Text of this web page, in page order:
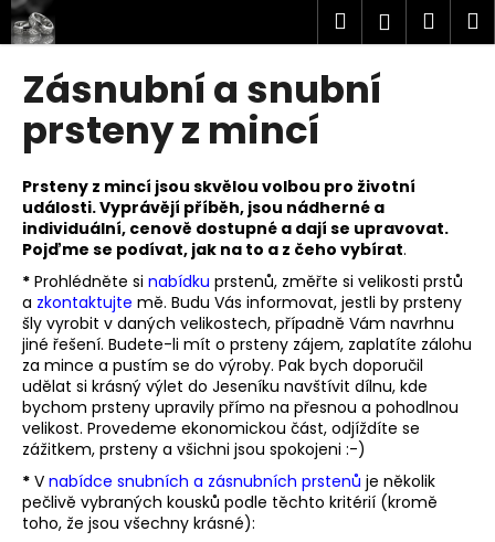
Přejít
na
obsah
Hledat
Zásnubní a snubní
prsteny z mincí
Prsteny z mincí jsou skvělou volbou pro životní
události. Vyprávějí příběh, jsou nádherné a
individuální, cenově dostupné a dají se upravovat.
Pojďme se podívat, jak na to a z čeho vybírat.
* Prohlédněte si nabídku prstenů, změřte si velikosti prstů
a zkontaktujte mě. Budu Vás informovat, jestli by prsteny
šly vyrobit v daných velikostech, případně Vám navrhnu
jiné řešení. Budete-li mít o prsteny zájem, zaplatíte zálohu
za mince a pustím se do výroby. Pak bych doporučil
udělat si krásný výlet do Jeseníku navštívit dílnu, kde
bychom prsteny upravily přímo na přesnou a pohodlnou
velikost. Provedeme ekonomickou část, odjíždíte se
zážitkem, prsteny a všichni jsou spokojeni :-)
* V nabídce snubních a zásnubních prstenů je několik
pečlivě vybraných kousků podle těchto kritérií (kromě
toho, že jsou všechny krásné):
K
o
C
o
p
o
t
ř
e
b
u
j
e
t
e
n
a